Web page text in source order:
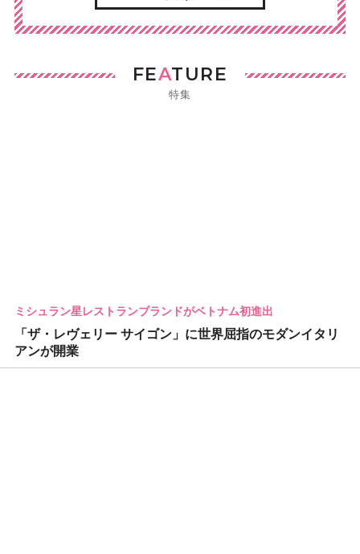
FEATURE
特集
ミシュラン星レストランブランドがベトナム初進出
「ザ・レヴェリー サイゴン」に世界屈指のモダンイタリ
アンが開業